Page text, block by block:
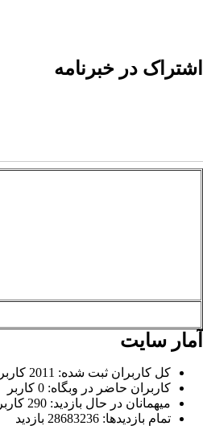
اشتراک در خبرنامه
آمار سایت
کل کاربران ثبت شده: 2011 کاربر
کاربران حاضر در وبگاه: 0 کاربر
میهمانان در حال بازدید: 290 کاربر
تمام بازدید‌ها: 28683236 بازدید